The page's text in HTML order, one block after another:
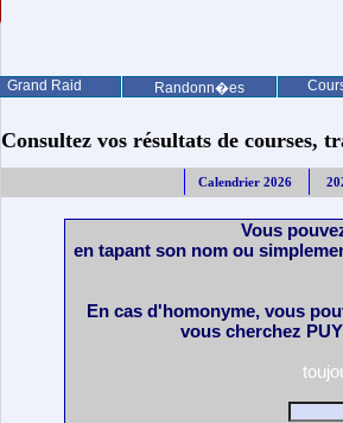
Grand Raid Randonn�es
Consultez vos résultats de courses,
Calendrier 2026
Vous
en tapant son nom ou
En cas d'homonyme, vous
vous cherchez